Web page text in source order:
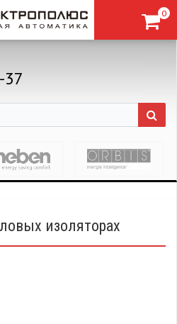
0
37
изоляторах